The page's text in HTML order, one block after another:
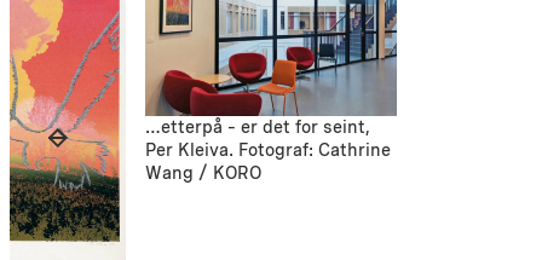
…etterpå – er det for seint,
Per Kleiva. Fotograf: Cathrine
Wang / KORO